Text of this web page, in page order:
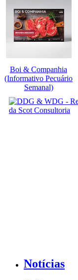
Boi & Companhia
(Informativo Pecuário
Semanal)
Notícias